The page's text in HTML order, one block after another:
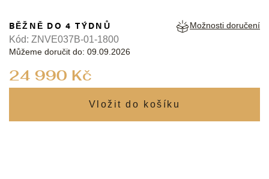
24 990 Kč
BĚŽNĚ DO 4 TÝDNŮ
Můžeme doručit do: 09.09.2026
Možnosti doručení
Kód: ZNVE037B-01-1800